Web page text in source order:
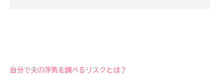
自分で夫の浮気を調べるリスクとは？